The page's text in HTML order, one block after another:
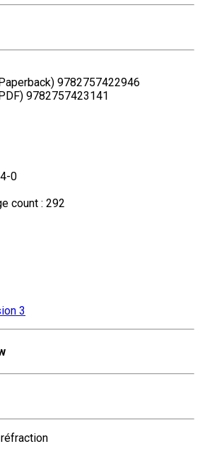
9782757422946
9782757423141
0
count : 292
3